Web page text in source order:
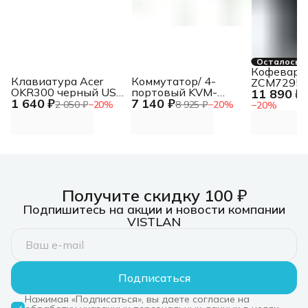
1 640 ₽2 050 ₽−20%
Клавиатура Acer
OKR300 черный USB
беспроводная
7 140 ₽8 925 ₽−20%
Коммутатор/ 4-
портовый KVM-
переключатель с
Осталось
11 890 ₽
−20%
ZCM7295
Получите скидку 100 ₽
Подпишитесь на акции и новости компании
VISTLAN
Подписаться
Нажимая «Подписаться», вы даете согласие на